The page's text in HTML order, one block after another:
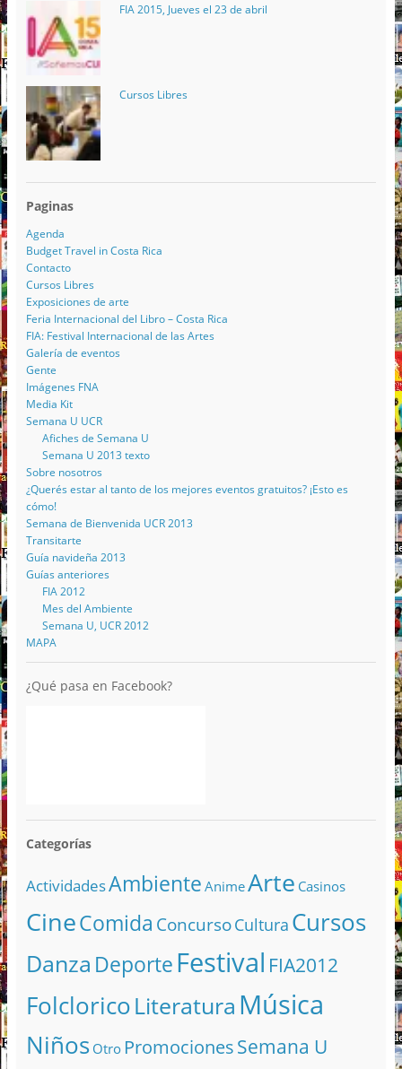
FIA 2015, Jueves el 23 de abril
Cursos Libres
Paginas
Agenda
Budget Travel in Costa Rica
Contacto
Cursos Libres
Exposiciones de arte
Feria Internacional del Libro – Costa Rica
FIA: Festival Internacional de las Artes
Galería de eventos
Gente
Imágenes FNA
Media Kit
Semana U UCR
Afiches de Semana U
Semana U 2013 texto
Sobre nosotros
¿Querés estar al tanto de los mejores eventos gratuitos? ¡Esto es
cómo!
Semana de Bienvenida UCR 2013
Transitarte
Guía navideña 2013
Guías anteriores
FIA 2012
Mes del Ambiente
Semana U, UCR 2012
MAPA
¿Qué pasa en Facebook?
Categorías
ActividadesAmbiente AnimeArte Casinos
CineComida ConcursoCultura Cursos
Danza DeporteFestival FIA2012
FolcloricoLiteratura Música
Niños Otro PromocionesSemana U